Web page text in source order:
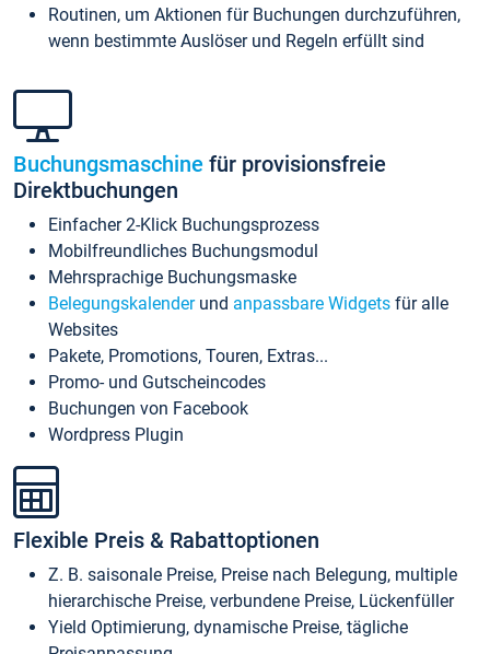
Routinen, um Aktionen für Buchungen durchzuführen,
wenn bestimmte Auslöser und Regeln erfüllt sind
Buchungsmaschine für provisionsfreie
Direktbuchungen
Einfacher 2-Klick Buchungsprozess
Mobilfreundliches Buchungsmodul
Mehrsprachige Buchungsmaske
Belegungskalenderund anpassbare Widgets für alle
Websites
Pakete, Promotions, Touren, Extras...
Promo- und Gutscheincodes
Buchungen von Facebook
Wordpress Plugin
Flexible Preis & Rabattoptionen
Z. B. saisonale Preise, Preise nach Belegung, multiple
hierarchische Preise, verbundene Preise, Lückenfüller
Yield Optimierung, dynamische Preise, tägliche